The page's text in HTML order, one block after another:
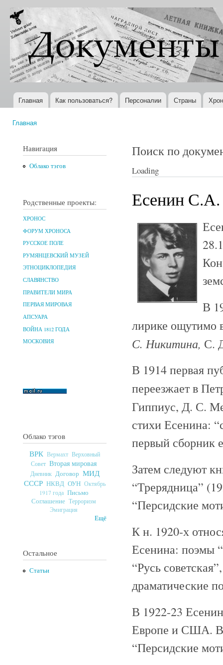
Документы
XX века
Всемирная
история в
Интернете
Главное меню
Главная Как пользоваться? Персоналии Страны
Главная
Навигация
Облако тэгов
Родственные проекты:
ХРОНОС
ФОРУМ ХРОНОСА
РУССКОЕ ПОЛЕ
РУМЯНЦЕВСКИЙ МУЗЕЙ
ЭТНОЦИКЛОПЕДИЯ
СЛАВЯНСТВО
ПРАВИТЕЛИ МИРА
ПЕРВАЯ МИРОВАЯ
АПСУАРА
ВОЙНА 1812 ГОДА
МОСКОВИЯ
Облако тэгов
ВРК Вермахт Верховный
Совет Вторая мировая
Дневник Договор МИД
СССР НКВД ОУН Октябрь
1917 года Письмо
Соглашение Терроризм
Эмиграция
Ещё
Остальное
Статьи
Поиск по
Loading
Есенин С.А.
В
лирике ощутимо
С. Никитина, С.
В 1914 первая
переезжает в
Гиппиус, Д. С.
стихи Есенина:
первый сборник
Затем следуют
“Трерядница”
“Персидские
К н. 1920-х
Есенина: поэмы
“Русь
драматические
В 1922-23
Европе и США. В
“Персидские